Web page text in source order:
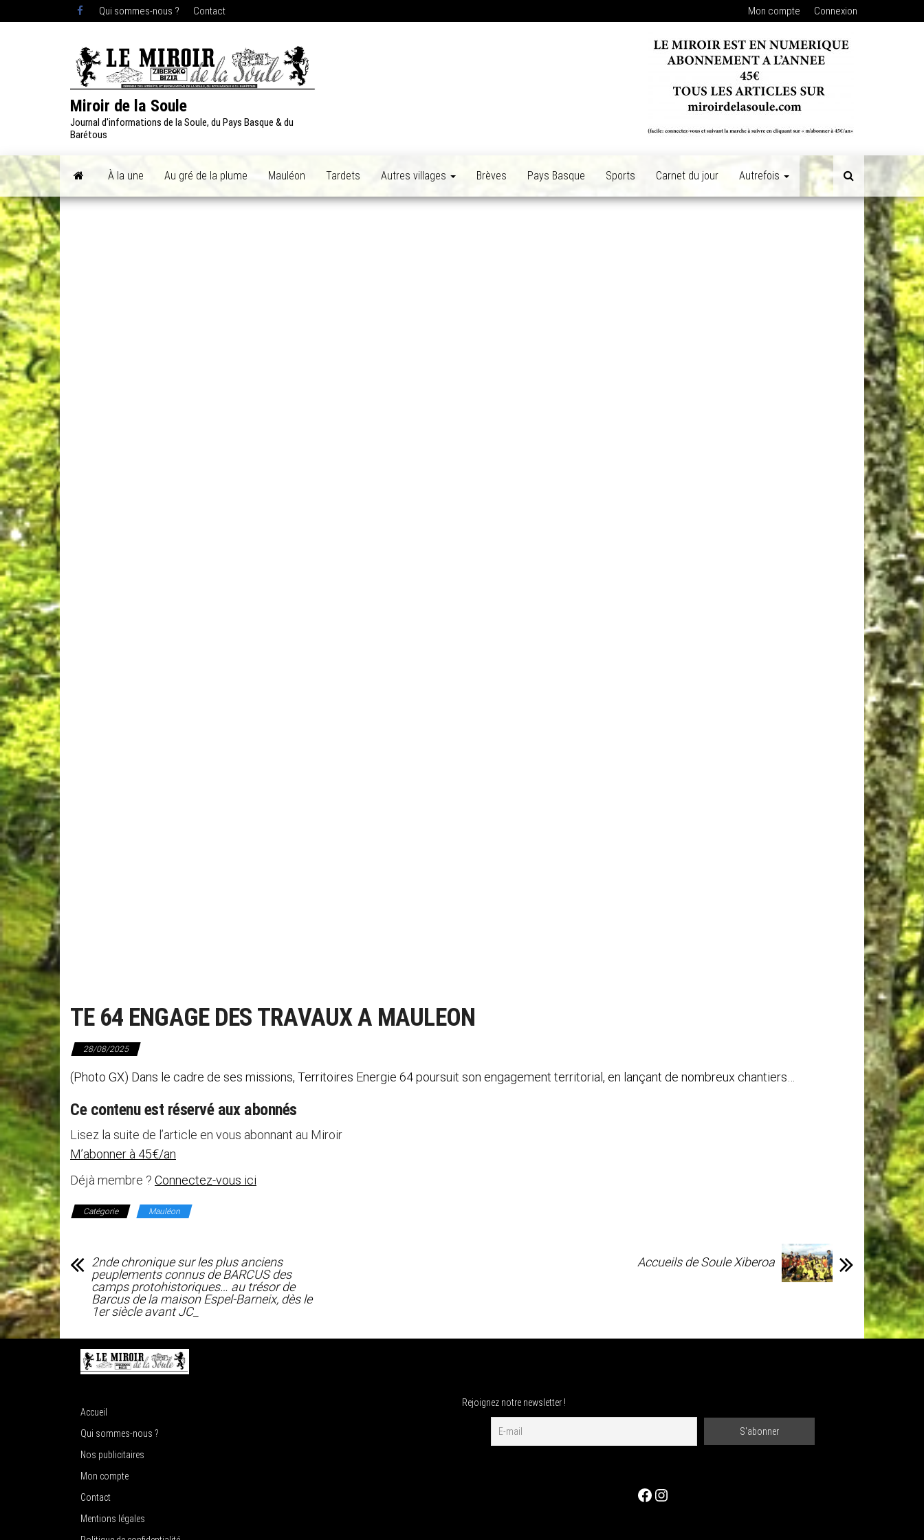
Qui sommes-nous ? Contact Mon compte Connexion
Miroir de la Soule
Journal d'informations de la Soule, du Pays Basque & du
Barétous
À la une Au gré de la plume Mauléon Tardets Autres villages Brèves Pays Basque Sports Carnet du jour Autrefois
TE 64 ENGAGE DES TRAVAUX A MAULEON
28/08/2025
(Photo GX) Dans le cadre de ses missions, Territoires Energie 64 poursuit son engagement territorial, en lançant de nombreux chantiers…
Ce contenu est réservé aux abonnés
Lisez la suite de l’article en vous abonnant au Miroir
M’abonner à 45€/an
Déjà membre ? Connectez-vous ici
Catégorie Mauléon
2nde chronique sur les plus anciens
peuplements connus de BARCUS des
camps protohistoriques… au trésor de
Barcus de la maison Espel-Barneix, dès le
1er siècle avant JC_
Accueils de Soule Xiberoa
Accueil
Qui sommes-nous ?
Nos publicitaires
Mon compte
Contact
Mentions légales
Rejoignez notre newsletter !
Facebook Instagram